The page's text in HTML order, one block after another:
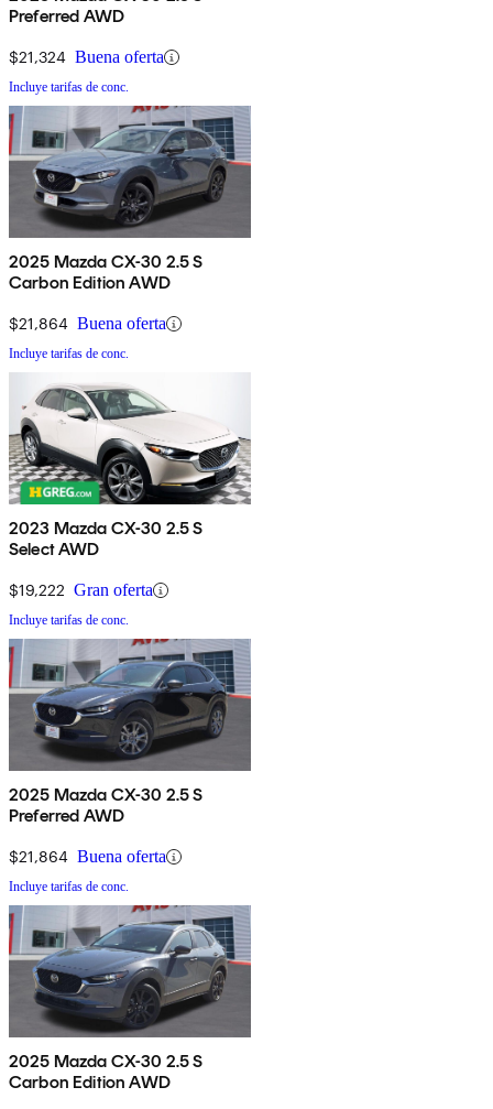
Preferred AWD
$21,324 Buena oferta
Incluye tarifas de conc.
2025 Mazda CX-30 2.5 S
Carbon Edition AWD
$21,864 Buena oferta
Incluye tarifas de conc.
2023 Mazda CX-30 2.5 S
Select AWD
$19,222 Gran oferta
Incluye tarifas de conc.
2025 Mazda CX-30 2.5 S
Preferred AWD
$21,864 Buena oferta
Incluye tarifas de conc.
2025 Mazda CX-30 2.5 S
Carbon Edition AWD